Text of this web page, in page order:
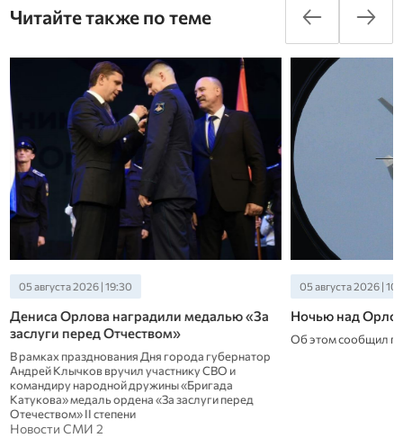
Читайте также по теме
05 августа 2026 | 19:30
Дениса Орлова наградили медалью «За
заслуги перед Отчеством»
В рамках празднования Дня города губернатор
Андрей Клычков вручил участнику СВО и
командиру народной дружины «Бригада
Катукова» медаль ордена «За заслуги перед
Отечеством» II степени
05 августа 2026 |
Ночью над
Об этом сообщил
Новости СМИ 2